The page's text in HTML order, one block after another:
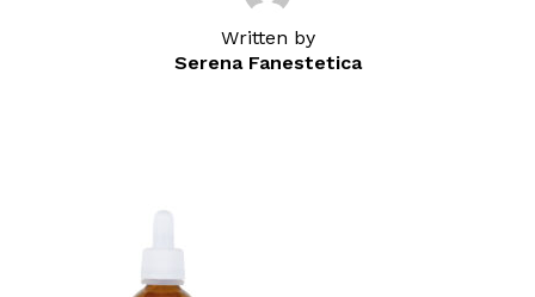
Written by
Serena Fanestetica